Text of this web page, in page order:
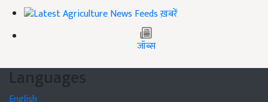
ख़बरें
जॉब्स
Languages